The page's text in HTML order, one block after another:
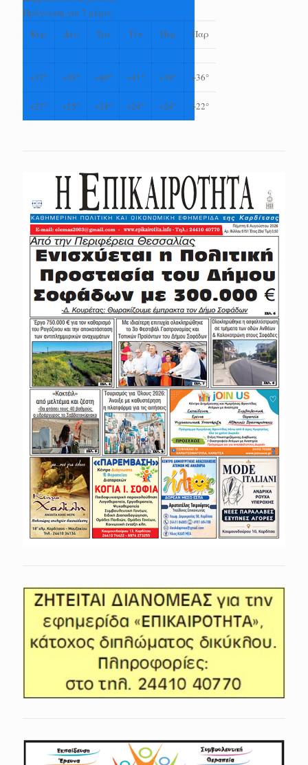
Πρόγνωση για 7 μέρες
Κυρ
Δευ Τρι Τετ Πεμ Παρ
+37° +38° +40° +41° +38° +36°
+27° +25° +24° +24° +24° +22°